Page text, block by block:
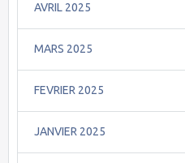
AVRIL 2025
MARS 2025
FEVRIER 2025
JANVIER 2025